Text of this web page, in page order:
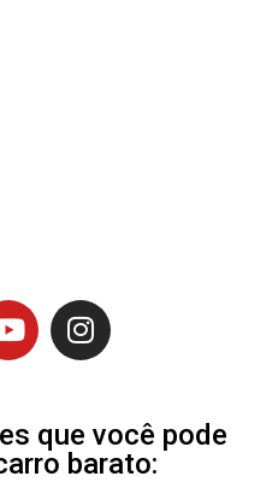
que você pode
barato: